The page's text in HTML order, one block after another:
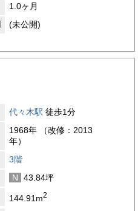
1.0ヶ月
(未公開)
代々木駅 徒歩1分
1968年 （改修：2013
年）
3階
N
43.84坪
144.91m2